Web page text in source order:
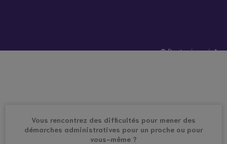
© Droits réservés*
Vous rencontrez des difficultés pour mener des
démarches administratives pour un proche ou pour
vous-même ?